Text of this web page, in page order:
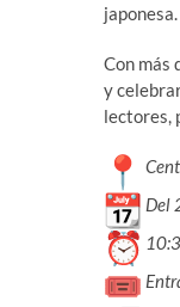
japonesa.
Con más
y
lectores,
Del